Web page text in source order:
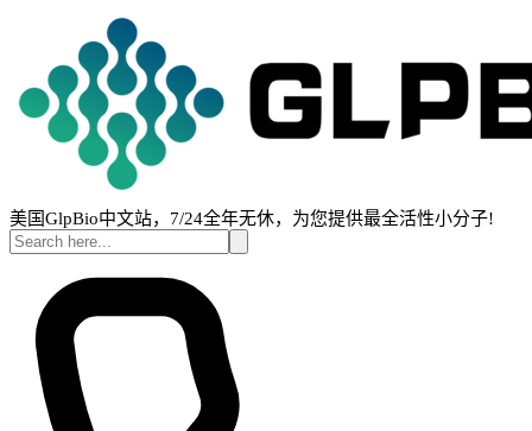
美国GlpBio中文站，7/24全年无休，为您提供最全活性小分子!